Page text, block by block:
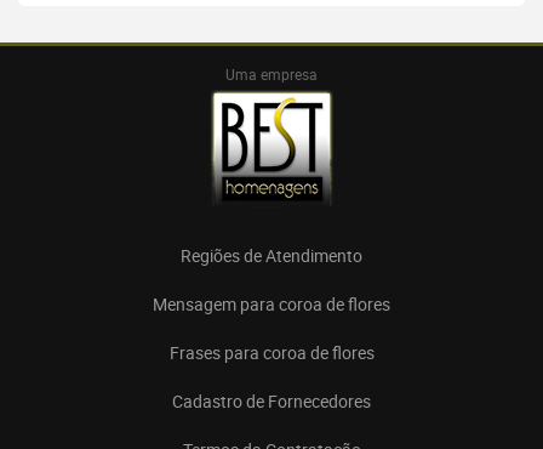
Uma empresa
Regiões de Atendimento
Mensagem para coroa de flores
Frases para coroa de flores
Cadastro de Fornecedores